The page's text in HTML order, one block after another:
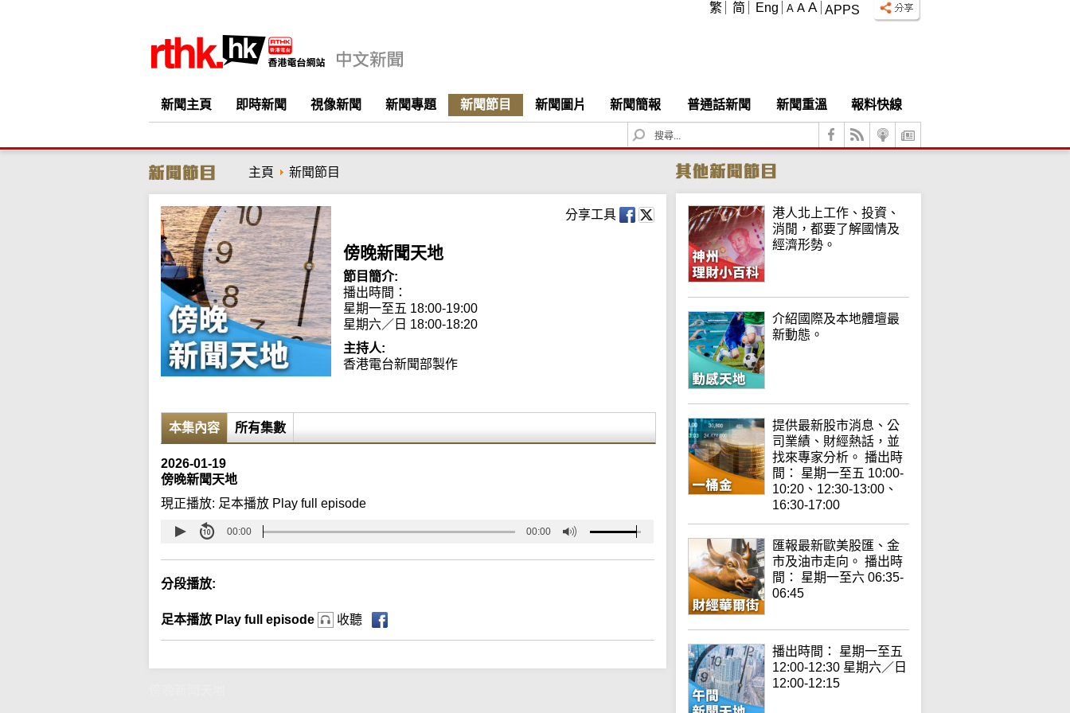
APPS
A A A
繁 简 Eng
新聞主頁 即時新聞 視像新聞 新聞專題 新聞節目 新聞圖片 新聞簡報 普通話新聞 新聞重溫
報料快線
S
e
c
h
主頁 新聞節目
分享工具
傍晚新聞天地
節目簡介:
播出時間：
星期一至五 18:00-19:00
星期六／日 18:00-18:20
主持人:
香港電台新聞部製作
本集內容 所有集數
2026-01-19
傍晚新聞天地
現正播放: 足本播放 Play full episode
00:00 00:00
分段播放:
足本播放 Play full episode 收聽
港人北上工作、投資、
消閒，都要了解國情及
經濟形勢。
介紹國際及本地體壇最
新動態。
提供最新股市消息、公
司業績、財經熱話，並
找來專家分析。 播出時
間： 星期一至五 10:00-
10:20、12:30-13:00、
16:30-17:00
匯報最新歐美股匯、金
市及油市走向。 播出時
間： 星期一至六 06:35-
06:45
播出時間： 星期一至五
12:00-12:30 星期六／日
12:00-12:15